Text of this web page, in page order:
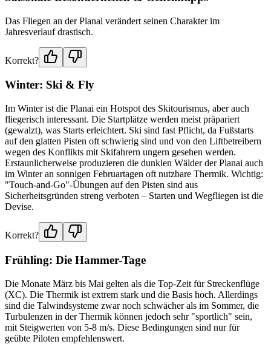
Das Fliegen an der Planai verändert seinen Charakter im
Jahresverlauf drastisch.
Korrekt?
Winter: Ski & Fly
Im Winter ist die Planai ein Hotspot des Skitourismus, aber auch
fliegerisch interessant. Die Startplätze werden meist präpariert
(gewalzt), was Starts erleichtert. Ski sind fast Pflicht, da Fußstarts
auf den glatten Pisten oft schwierig sind und von den Liftbetreibern
wegen des Konflikts mit Skifahrern ungern gesehen werden.
Erstaunlicherweise produzieren die dunklen Wälder der Planai auch
im Winter an sonnigen Februartagen oft nutzbare Thermik. Wichtig:
"Touch-and-Go"-Übungen auf den Pisten sind aus
Sicherheitsgründen streng verboten – Starten und Wegfliegen ist die
Devise.
Korrekt?
Frühling: Die Hammer-Tage
Die Monate März bis Mai gelten als die Top-Zeit für Streckenflüge
(XC). Die Thermik ist extrem stark und die Basis hoch. Allerdings
sind die Talwindsysteme zwar noch schwächer als im Sommer, die
Turbulenzen in der Thermik können jedoch sehr "sportlich" sein,
mit Steigwerten von 5-8 m/s. Diese Bedingungen sind nur für
geübte Piloten empfehlenswert.